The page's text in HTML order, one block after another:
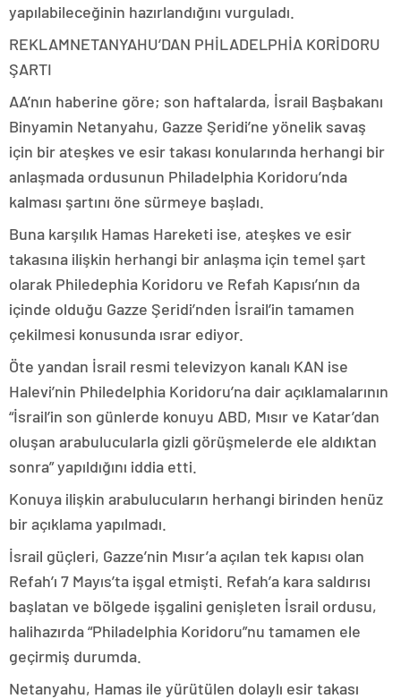
yapılabileceğinin hazırlandığını vurguladı.
REKLAMNETANYAHU’DAN PHİLADELPHİA KORİDORU
ŞARTI
AA’nın haberine göre; son haftalarda, İsrail Başbakanı
Binyamin Netanyahu, Gazze Şeridi’ne yönelik savaş
için bir ateşkes ve esir takası konularında herhangi bir
anlaşmada ordusunun Philadelphia Koridoru’nda
kalması şartını öne sürmeye başladı.
Buna karşılık Hamas Hareketi ise, ateşkes ve esir
takasına ilişkin herhangi bir anlaşma için temel şart
olarak Philedephia Koridoru ve Refah Kapısı’nın da
içinde olduğu Gazze Şeridi’nden İsrail’in tamamen
çekilmesi konusunda ısrar ediyor.
Öte yandan İsrail resmi televizyon kanalı KAN ise
Halevi’nin Philedelphia Koridoru’na dair açıklamalarının
“İsrail’in son günlerde konuyu ABD, Mısır ve Katar’dan
oluşan arabulucularla gizli görüşmelerde ele aldıktan
sonra” yapıldığını iddia etti.
Konuya ilişkin arabulucuların herhangi birinden henüz
bir açıklama yapılmadı.
İsrail güçleri, Gazze’nin Mısır’a açılan tek kapısı olan
Refah’ı 7 Mayıs’ta işgal etmişti. Refah’a kara saldırısı
başlatan ve bölgede işgalini genişleten İsrail ordusu,
halihazırda “Philadelphia Koridoru”nu tamamen ele
geçirmiş durumda.
Netanyahu, Hamas ile yürütülen dolaylı esir takası